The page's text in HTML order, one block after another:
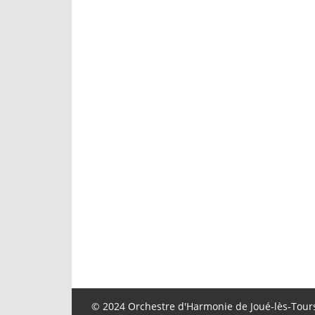
© 2024 Orchestre d'Harmonie de Joué-lès-